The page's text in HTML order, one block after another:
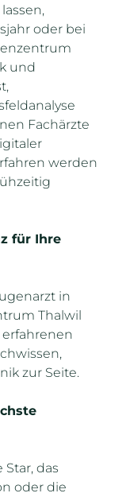
oder bei
und
Fachärzte
werden
für Ihre
in
Thalwil
erfahrenen
zur Seite.
das
oder die